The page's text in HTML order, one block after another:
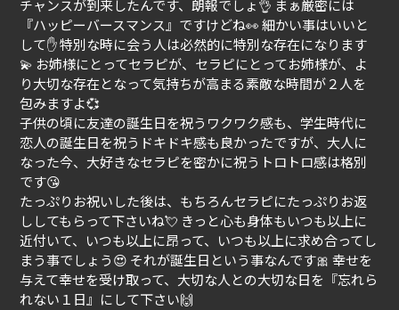
チャンスが到来したんです、朗報でしょ👌 まぁ厳密には
『ハッピーバースマンス』ですけどね👀 細かい事はいいと
して✋ 特別な時に会う人は必然的に特別な存在になります
💫 お姉様にとってセラピが、セラピにとってお姉様が、よ
り大切な存在となって気持ちが高まる素敵な時間が２人を
包みますよ💞
子供の頃に友達の誕生日を祝うワクワク感も、学生時代に
恋人の誕生日を祝うドキドキ感も良かったですが、大人に
なった今、大好きなセラピを密かに祝うトロトロ感は格別
です😘
たっぷりお祝いした後は、もちろんセラピにたっぷりお返
ししてもらって下さいね💘 きっと心も身体もいつも以上に
近付いて、いつも以上に昂って、いつも以上に求め合ってし
まう事でしょう😍 それが誕生日という事なんです🎀 幸せを
与えて幸せを受け取って、大切な人との大切な日を『忘れら
れない１日』にして下さい🙌